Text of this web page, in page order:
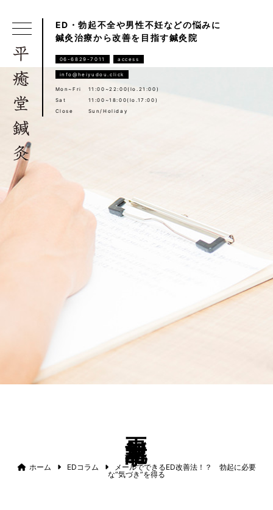
ED・勃起不全や男性不妊などの悩みに
鍼灸治療から改善を目指す鍼灸院
06-6829-7011 access
info@heiyudou.click
Mon~Fri
11:00~22:00(lo.21:00)
Sat
11:00~18:00(lo.17:00)
Close
Sun/Holiday
ホーム EDコラム
メールでできるED改善法！？ 勃起に必要
な“気づき”を得る